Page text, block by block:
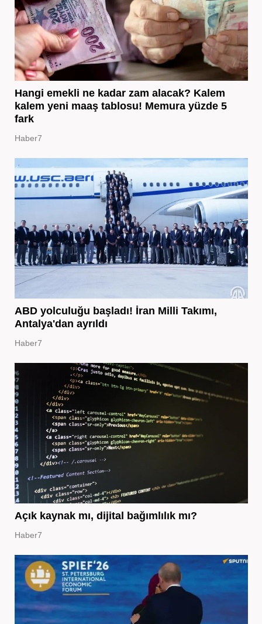
Hangi emekli ne kadar zam alacak? Kalem
kalem yeni maaş tablosu! Memura yüzde 5
fark
Haber7
ABD yolculuğu başladı! İran Milli Takımı,
Antalya'dan ayrıldı
Haber7
Açık kaynak mı, dijital bağımlılık mı?
Haber7